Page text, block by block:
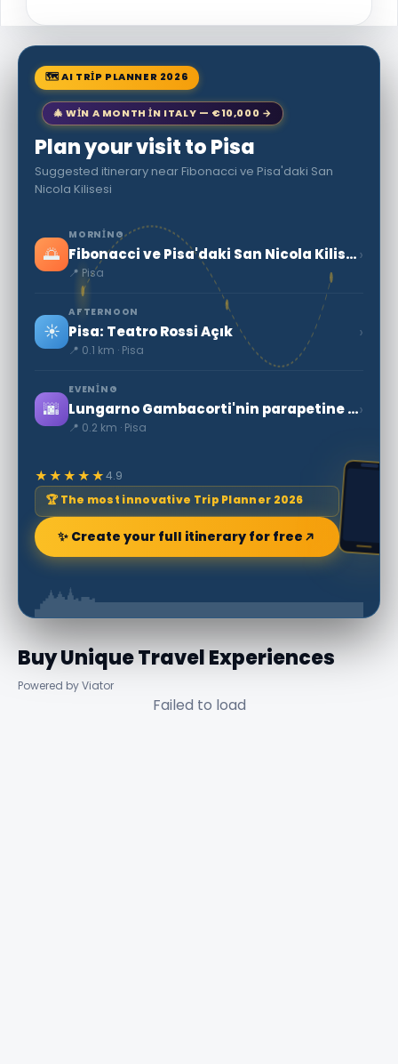
🗺 AI TRIP PLANNER 2026
🎄 WIN A MONTH IN ITALY — €10,000 →
Plan your visit to Pisa
Suggested itinerary near Fibonacci ve Pisa'daki San
Nicola Kilisesi
🌅
MORNING
Fibonacci ve Pisa'daki San Nicola Kilisesi
📍 Pisa
›
☀️
AFTERNOON
Pisa: Teatro Rossi Açık
📍 0.1 km · Pisa
›
🌆
EVENING
Lungarno Gambacorti'nin parapetine yaslanmış, F noktasında nehre bakan
📍 0.2 km · Pisa
›
★★★★★4.9
🏆 The most innovative Trip Planner 2026
✨ Create your full itinerary for free
Buy Unique Travel Experiences
Powered by Viator
Failed to load